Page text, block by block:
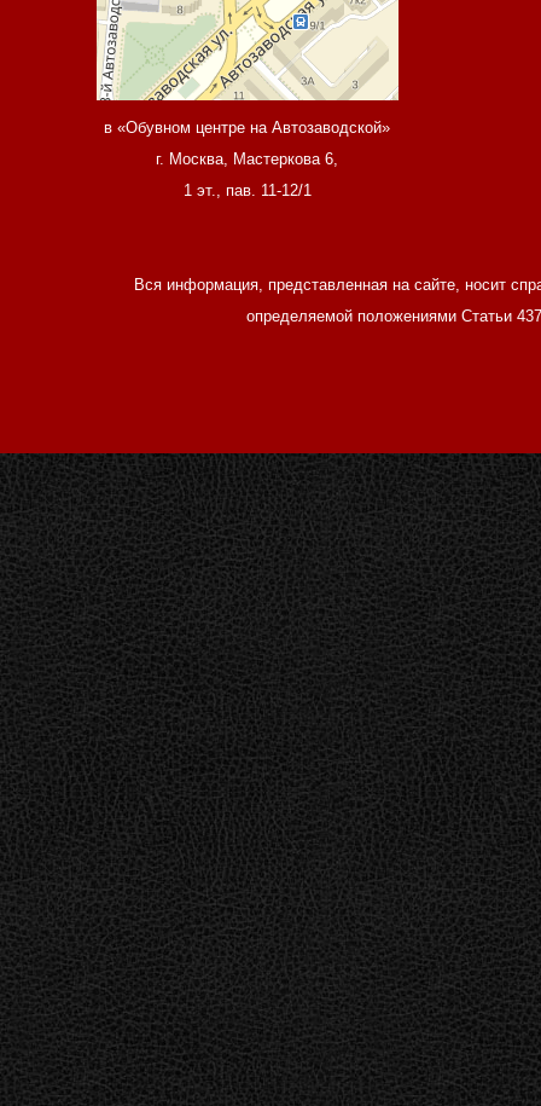
в «Обувном центре на Автозаводской»
г. Москва, Мастеркова 6,
1 эт., пав. 11-12/1
Вся информация, представленная на сайте, носит
определяемой положениями Статьи